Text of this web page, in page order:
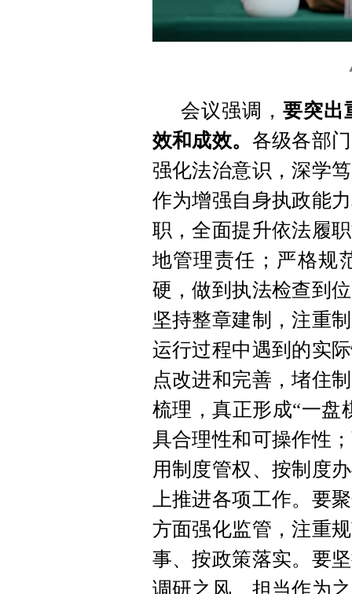
会议强调， 要突出
效和成效。 各级各部
强化法治意识，深学
作为增强自身执政能
职，全面提升依法履
地管理责任；严格规
硬，做到执法检查到
坚持整章建制，注重
运行过程中遇到的实
点改进和完善，堵住
梳理，真正形成“一盘
具合理性和可操作性
用制度管权、按制度
上推进各项工作。要
方面强化监管，注重
事、按政策落实。要
调研之风、担当作为